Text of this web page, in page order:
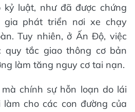
luật, như đã được chứng
gia phát triển nơi xe chạy
Tuy nhiên, ở Ấn Độ, việc
quy tắc giao thông cơ bản
làm tăng nguy cơ tai nạn.
chính sự hỗn loạn do lái
cho các con đường của